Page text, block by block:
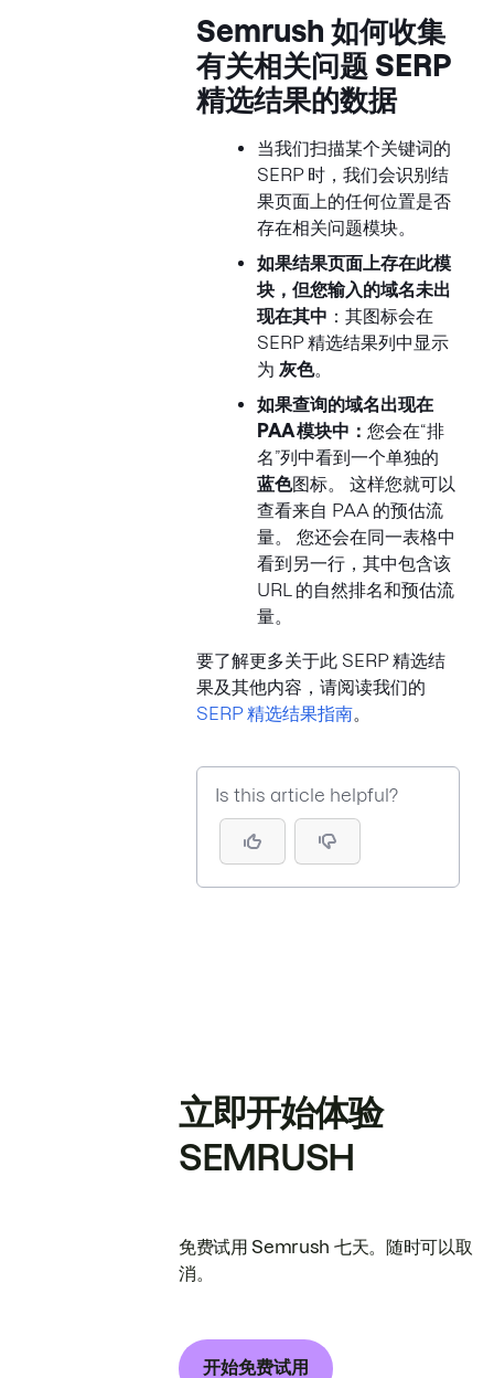
Semrush 如何收集
有关相关问题 SERP
精选结果的数据
当我们扫描某个关键词的
SERP 时，我们会识别结
果页面上的任何位置是否
存在相关问题模块。
如果结果页面上存在此模
块，但您输入的域名未出
现在其中 ：其图标会在
SERP 精选结果列中显示
为 灰色。
如果查询的域名出现在
PAA 模块中： 您会在“排
名”列中看到一个单独的
蓝色图标。 这样您就可以
查看来自 PAA 的预估流
量。 您还会在同一表格中
看到另一行，其中包含该
URL 的自然排名和预估流
量。
要了解更多关于此 SERP 精选结
果及其他内容，请阅读我们的
SERP 精选结果指南。
Is this article helpful?
立即开始体验
SEMRUSH
免费试用 Semrush 七天。随时可以取
消。
开始免费试用